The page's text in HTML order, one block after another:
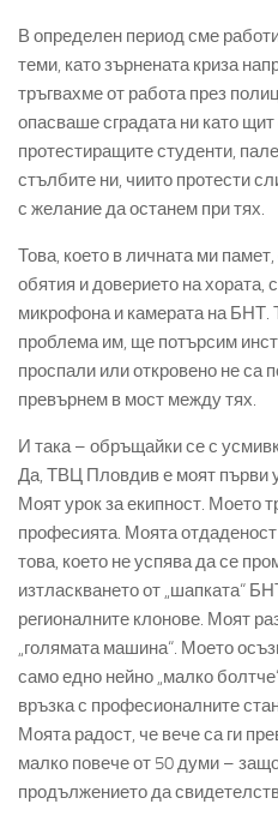
В определен период сме
теми, като зърнената криза
тръгвахме от работа през
опасваше сградата ни като
протестиращите студенти,
стълбите ни, чиито протести
с желание да останем при тях.
Това, което в личната ми
обятия и доверието на хората,
микрофона и камерата на БНТ.
проблема им, ще потърсим
проспали или откровено не са
превърнем в мост между тях.
И така – обръщайки се с
Да, ТВЦ Пловдив е моят първи
Моят урок за екипност. Моето
професията. Моята
това, което не успява да се
изтласкването от „шапката“
регионалните клонове. Моят
„голямата машина“. Моето
само едно нейно „малко
връзка с професионалните
Моята радост, че вече са ги
малко повече от 50 думи –
продължението да